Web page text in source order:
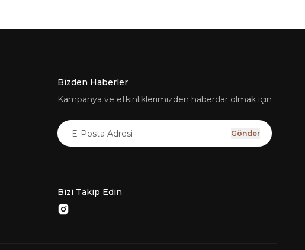
Bizden Haberler
Kampanya ve etkinliklerimizden haberdar olmak için
Gönder
Bizi Takip Edin